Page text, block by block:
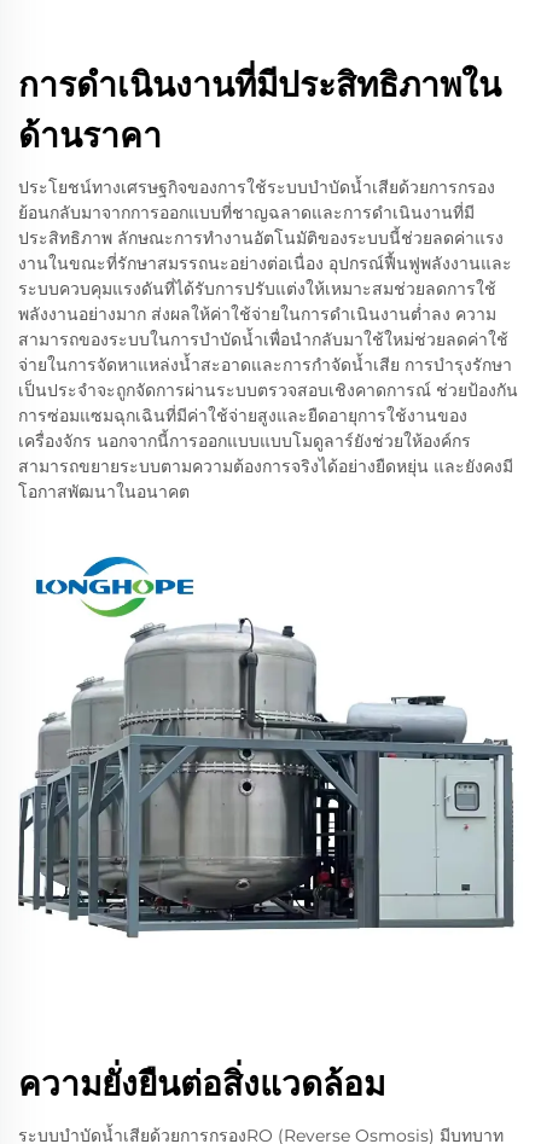
การดําเนินงานที่มีประสิทธิภาพใน
ด้านราคา
ประโยชน์ทางเศรษฐกิจของการใช้ระบบบำบัดน้ำเสียด้วยการกรอง
ย้อนกลับมาจากการออกแบบที่ชาญฉลาดและการดำเนินงานที่มี
ประสิทธิภาพ ลักษณะการทำงานอัตโนมัติของระบบนี้ช่วยลดค่าแรง
งานในขณะที่รักษาสมรรถนะอย่างต่อเนื่อง อุปกรณ์ฟื้นฟูพลังงานและ
ระบบควบคุมแรงดันที่ได้รับการปรับแต่งให้เหมาะสมช่วยลดการใช้
พลังงานอย่างมาก ส่งผลให้ค่าใช้จ่ายในการดำเนินงานต่ำลง ความ
สามารถของระบบในการบำบัดน้ำเพื่อนำกลับมาใช้ใหม่ช่วยลดค่าใช้
จ่ายในการจัดหาแหล่งน้ำสะอาดและการกำจัดน้ำเสีย การบำรุงรักษา
เป็นประจำจะถูกจัดการผ่านระบบตรวจสอบเชิงคาดการณ์ ช่วยป้องกัน
การซ่อมแซมฉุกเฉินที่มีค่าใช้จ่ายสูงและยืดอายุการใช้งานของ
เครื่องจักร นอกจากนี้การออกแบบแบบโมดูลาร์ยังช่วยให้องค์กร
สามารถขยายระบบตามความต้องการจริงได้อย่างยืดหยุ่น และยังคงมี
โอกาสพัฒนาในอนาคต
ความยั่งยืนต่อสิ่งแวดล้อม
ระบบบำบัดน้ำเสียด้วยการกรองRO (Reverse Osmosis) มีบทบาท